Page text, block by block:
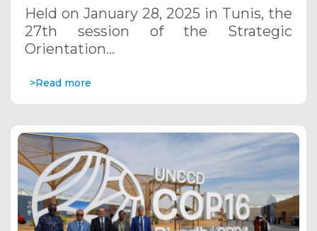
Held on January 28, 2025 in Tunis, the
27th session of the Strategic
Orientation…
>Read more